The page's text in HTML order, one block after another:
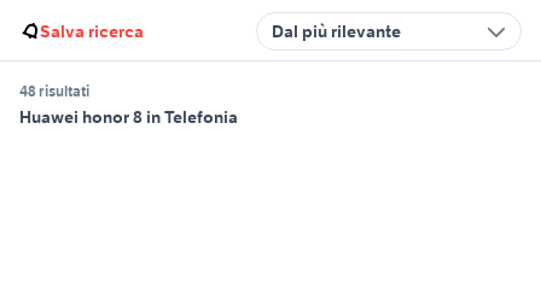
Salva ricerca Dal più rilevante
48 risultati
Huawei honor 8 in Telefonia